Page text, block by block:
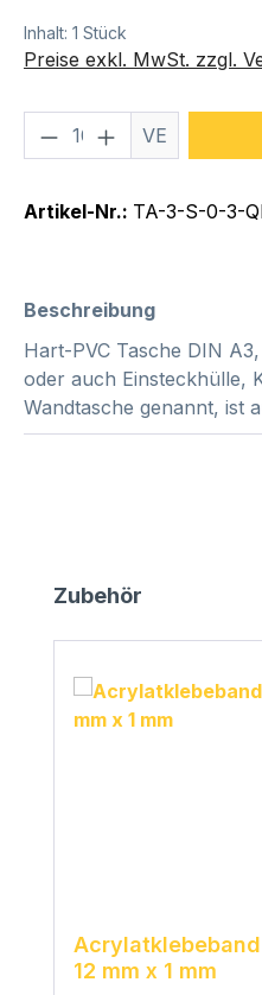
Inhalt: 1 Stück
Preise exkl. MwSt. zzgl.
Produkt Anzahl:
VE
Artikel-Nr.: TA-3-S-0-3-
Beschreibung
Hart-PVC Tasche DIN
oder auch Einsteckhülle,
Wandtasche genannt, ist
Produktgalerie
Zubehör
12 mm x 1 mm